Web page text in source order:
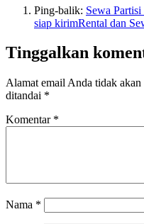
Ping-balik: Sewa
siap kirimRental dan
Tinggalkan
Alamat email Anda tidak
ditandai *
Komentar *
Nama *